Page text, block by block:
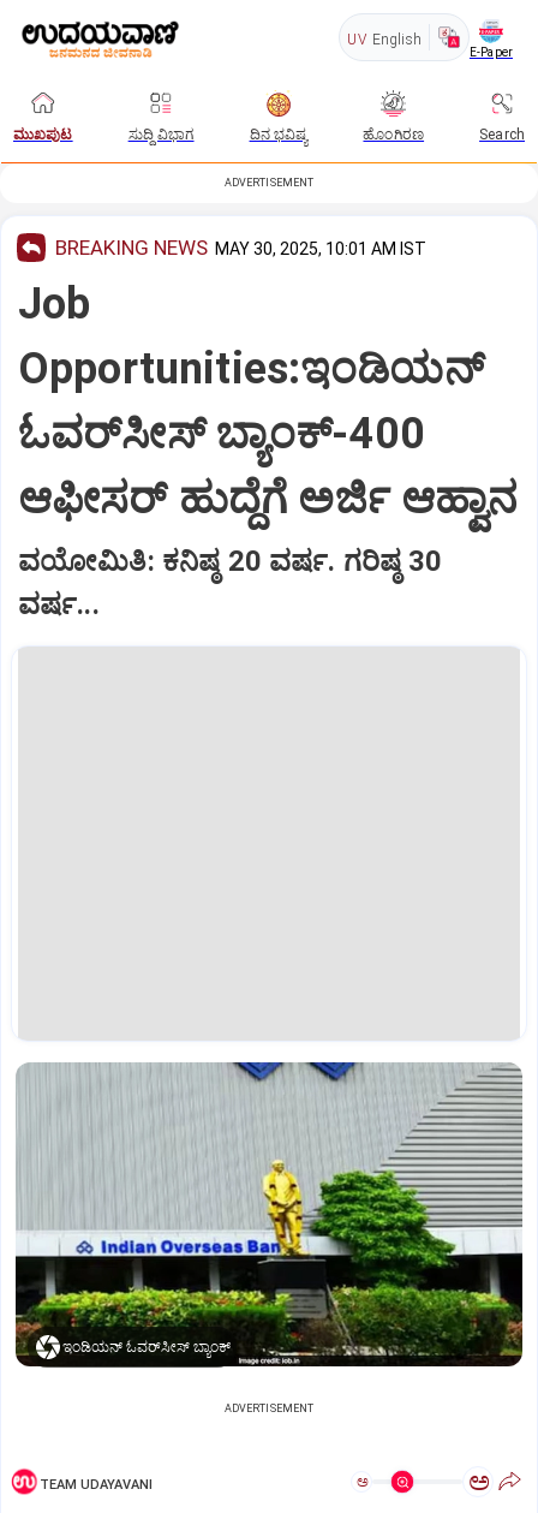
UV English
E-Paper
ಮುಖಪುಟ ಸುದ್ದಿ ವಿಭಾಗ ದಿನ ಭವಿಷ್ಯ ಹೊಂಗಿರಣ Search
ADVERTISEMENT
BREAKING NEWS MAY 30, 2025, 10:01 AM IST
Job
Opportunities:ಇಂಡಿಯನ್‌
ಓವರ್‌ಸೀಸ್‌ ಬ್ಯಾಂಕ್‌-400
ಆಫೀಸರ್ ಹುದ್ದೆಗೆ ಅರ್ಜಿ ಆಹ್ವಾನ
ವಯೋಮಿತಿ: ಕನಿಷ್ಠ 20 ವರ್ಷ. ಗರಿಷ್ಠ 30
ವರ್ಷ...
ಇಂಡಿಯನ್‌ ಓವರ್‌ಸೀಸ್‌ ಬ್ಯಾಂಕ್‌
ADVERTISEMENT
TEAM UDAYAVANI ಅ ಅ